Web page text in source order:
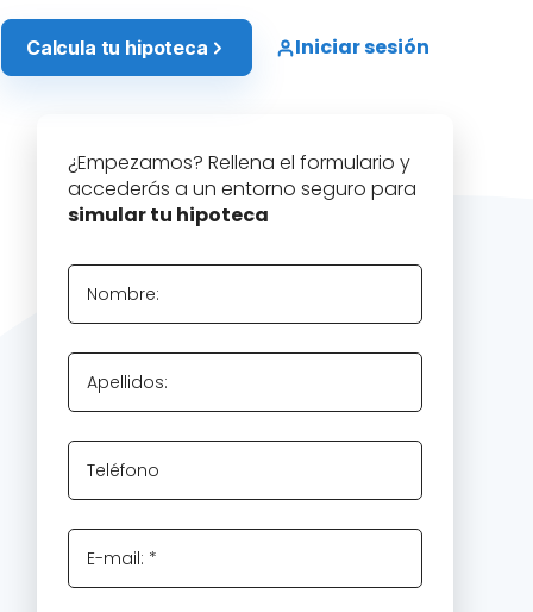
Calcula tu hipoteca Iniciar sesión
¿Empezamos? Rellena el formulario y
accederás a un entorno seguro para
simular tu hipoteca
Nombre:
Apellidos:
Teléfono
E-mail: *